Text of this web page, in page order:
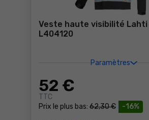
Veste haute visibilité Lahti
L404120
Paramètres
-16%
Prix le plus bas: 62,30 €
52 €
TTC